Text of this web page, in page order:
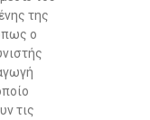
της
ο
τις